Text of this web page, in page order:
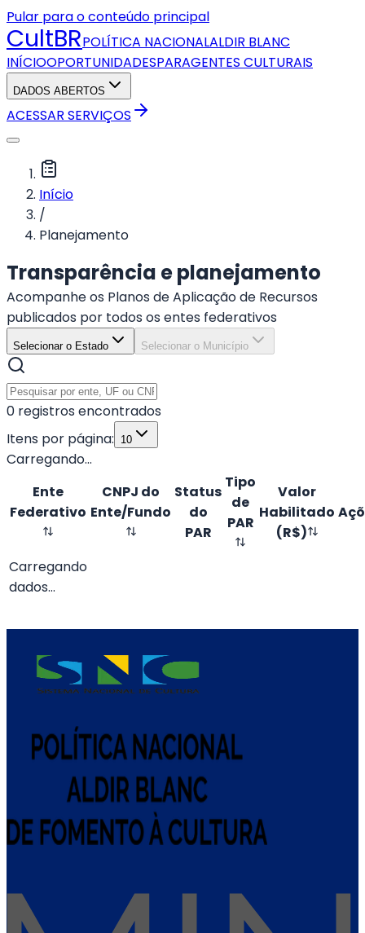
Pular para o conteúdo principal
CultBRPOLÍTICA NACIONALALDIR BLANC
INÍCIOOPORTUNIDADESPARAGENTES CULTURAIS
DADOS ABERTOS
ACESSAR SERVIÇOS
Início
/
Planejamento
Transparência e planejamento
Acompanhe os Planos de Aplicação de Recursos
publicados por todos os entes federativos
Selecionar o Estado Selecionar o Município
0 registros encontrados
Itens por página:
10
Carregando...
Ente
Federativo
CNPJ do
Ente/Fundo
Status
do
PAR
Tipo
de
PAR
Valor
Habilitado
(R$)
Carregando
dados...